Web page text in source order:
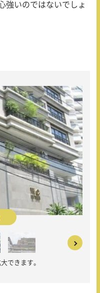
強いのではないでしょ
できます。